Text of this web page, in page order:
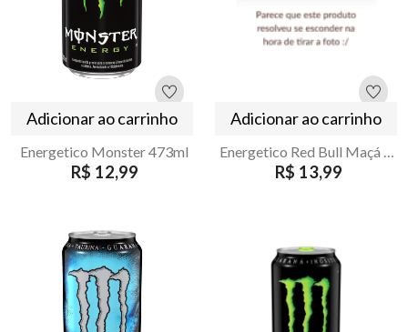
Adicionar ao carrinho
Energetico Monster 473ml
R$ 12,99
Adicionar ao carrinho
Energetico Red Bull Maçá Edition SugarFree 250ml
R$ 13,99